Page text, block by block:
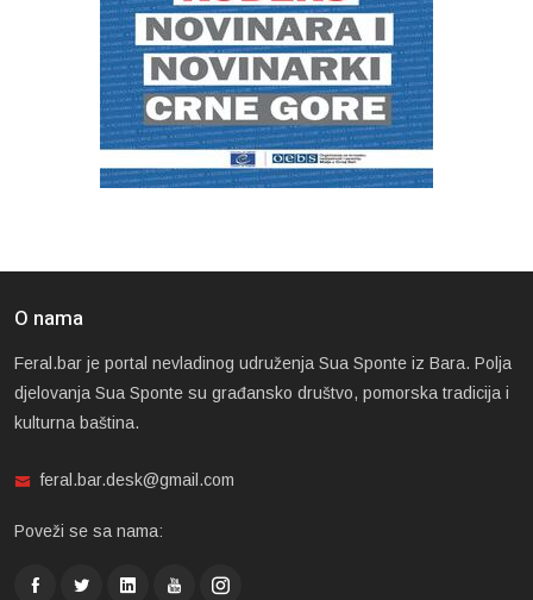
O nama
Feral.bar je portal nevladinog udruženja Sua Sponte iz Bara. Polja
djelovanja Sua Sponte su građansko društvo, pomorska tradicija i
kulturna baština.
feral.bar.desk@gmail.com
Poveži se sa nama: